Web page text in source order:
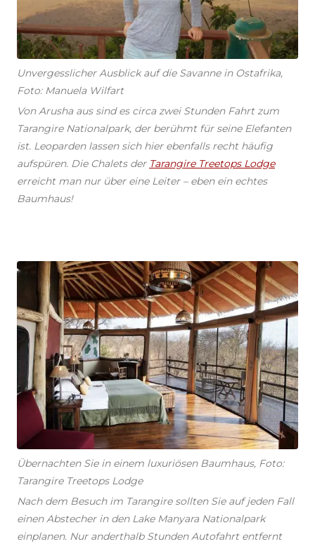
Unvergesslicher Ausblick auf die Savanne in Ostafrika,
Foto: Manuela Wilfart
Von Arusha aus sind es circa zwei Stunden Fahrt zum
Tarangire Nationalpark, der berühmt für seine Elefanten
ist. Leoparden lassen sich hier ebenfalls recht häufig
aufspüren. Die Chalets der Tarangire Treetops Lodge
erreicht man nur über eine Leiter – eben ein echtes
Baumhaus!
Übernachten Sie in einem luxuriösen Baumhaus, Foto:
Tarangire Treetops Lodge
Nach dem Besuch im Tarangire sollten Sie auf jeden Fall
einen Abstecher in den Lake Manyara Nationalpark
einplanen. Nur anderthalb Stunden Autofahrt entfernt